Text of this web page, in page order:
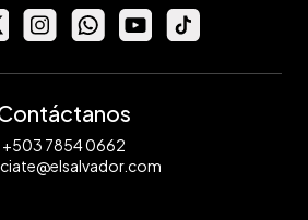
+503 7854 0662